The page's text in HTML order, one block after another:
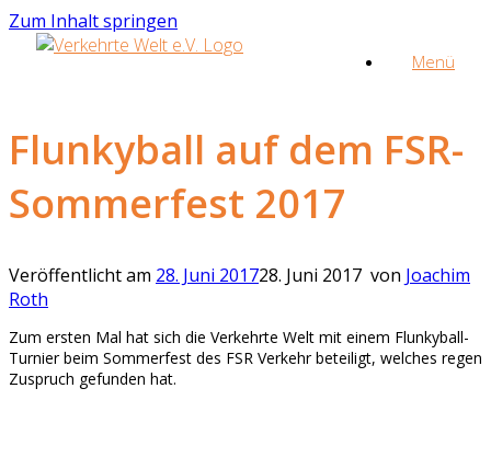
Zum Inhalt springen
Menü
Flunkyball auf dem FSR-
Sommerfest 2017
Veröffentlicht am 28. Juni 201728. Juni 2017 von Joachim
Roth
Zum ersten Mal hat sich die Verkehrte Welt mit einem Flunkyball-
Turnier beim Sommerfest des FSR Verkehr beteiligt, welches regen
Zuspruch gefunden hat.